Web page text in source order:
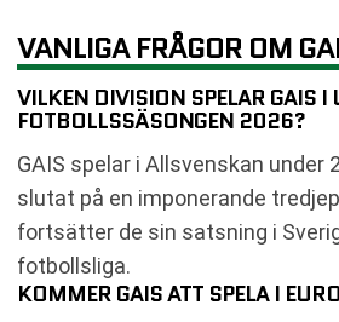
VANLIGA FRÅGOR OM
VILKEN DIVISION SPELAR GAIS I
FOTBOLLSSÄSONGEN 2026?
GAIS spelar i Allsvenskan under
slutat på en imponerande
fortsätter de sin satsning i
fotbollsliga.
KOMMER GAIS ATT SPELA I